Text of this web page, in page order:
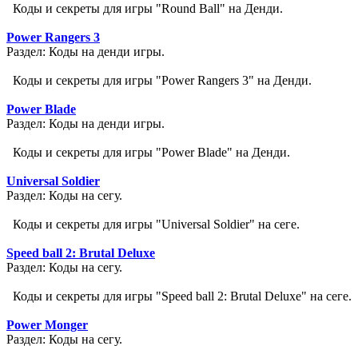
Коды и секреты для игры "Round Ball" на Денди.
Power Rangers 3
Раздел: Коды на денди игры.
Коды и секреты для игры "Power Rangers 3" на Денди.
Power Blade
Раздел: Коды на денди игры.
Коды и секреты для игры "Power Blade" на Денди.
Universal Soldier
Раздел: Коды на сегу.
Коды и секреты для игры "Universal Soldier" на сеге.
Speed ball 2: Brutal Deluxe
Раздел: Коды на сегу.
Коды и секреты для игры "Speed ball 2: Brutal Deluxe" на сеге.
Power Monger
Раздел: Коды на сегу.